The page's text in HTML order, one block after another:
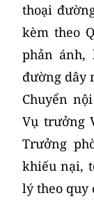
thoại
kèm theo
phản
đường dây
Chuyển
Vụ trưởng
Trưởng
khiếu nại,
lý theo quy